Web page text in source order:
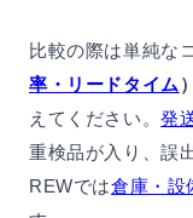
比較の際は単純な
率・リードタイム
えてください。発
重検品が入り、誤
REWでは倉庫・設